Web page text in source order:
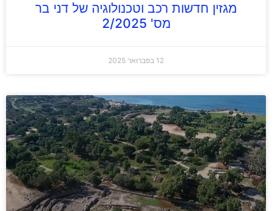
מגזין חדשות רכב וטכנולוגיה של דני בר
מס' 2/2025
12 בפברואר 2025